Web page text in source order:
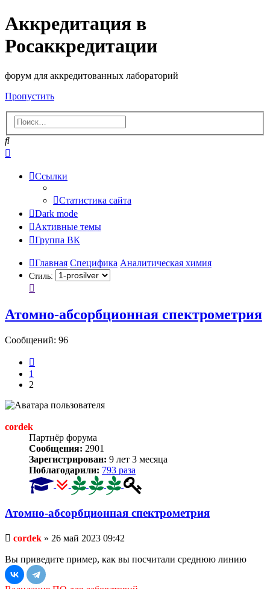
Аккредитация в
Росаккредитации
форум для аккредитованных лабораторий
Пропустить
Поиск
Ссылки
Статистика сайта
Dark mode
Активные темы
Группа ВК
Главная Специфика Аналитическая химия
Стиль:
Атомно-абсорбционная спектрометрия
Сообщений: 96
1
2
cordek
Партнёр форума
Сообщения: 2901
Зарегистрирован: 9 лет 3 месяца
Поблагодарили: 793 раза
Атомно-абсорбционная спектрометрия
Непрочитанное
cordek » 26 май 2023 09:42
Вы приведите пример, как вы посчитали среднюю линию